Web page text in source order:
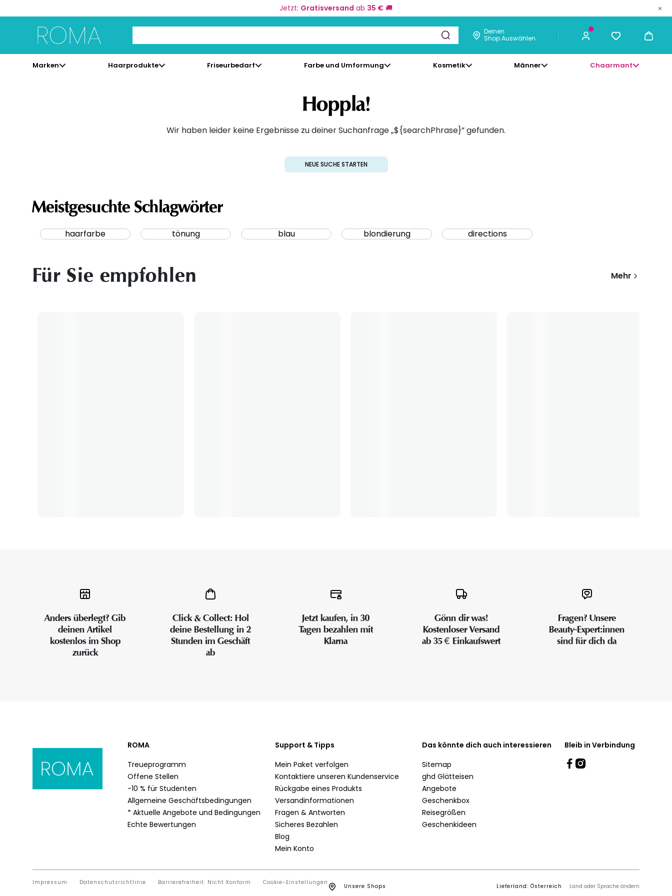
Jetzt: Gratisversand ab 35 € 🚚
Deinen
Shop Auswählen
Marken Haarprodukte Friseurbedarf Farbe und Umformung Kosmetik Männer Chaarmant
Hoppla!
Wir haben leider keine Ergebnisse zu deiner Suchanfrage „${searchPhrase}” gefunden.
NEUE SUCHE STARTEN
Meistgesuchte Schlagwörter
haarfarbe tönung blau blondierung directions
Für Sie empfohlen Mehr
Anders überlegt? Gib
deinen Artikel
kostenlos im Shop
zurück
Click & Collect: Hol
deine Bestellung in 2
Stunden im Geschäft
ab
Jetzt kaufen, in 30
Tagen bezahlen mit
Klarna
Gönn dir was!
Kostenloser Versand
ab 35 € Einkaufswert
Fragen? Unsere
Beauty-Expert:innen
sind für dich da
Treueprogramm
Offene Stellen
-10 % für Studenten
Allgemeine Geschäftsbedingungen
* Aktuelle Angebote und
Bedingungen
Support & Tipps
Mein Paket verfolgen
Kontaktiere unseren Kundenservice
Rückgabe eines Produkts
Versandinformationen
Fragen & Antworten
Sicheres Bezahlen
Mein Konto
Das könnte dich auch
Sitemap
ghd Glätteisen
Angebote
Geschenkbox
Reisegrößen
Bleib in Verbindung